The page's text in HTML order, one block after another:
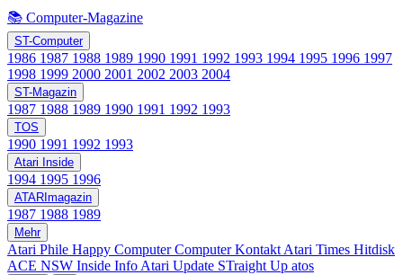
📚 Computer-Magazine
ST-Computer
1986 1987 1988 1989 1990 1991 1992 1993 1994 1995 1996 1997
1998 1999 2000 2001 2002 2003 2004
ST-Magazin
1987 1988 1989 1990 1991 1992 1993
TOS
1990 1991 1992 1993
Atari Inside
1994 1995 1996
ATARImagazin
1987 1988 1989
Mehr
Atari Phile Happy ComputerComputer Kontakt Atari Times Hitdisk
ACE NSW Inside Info Atari Update STraight Up atos